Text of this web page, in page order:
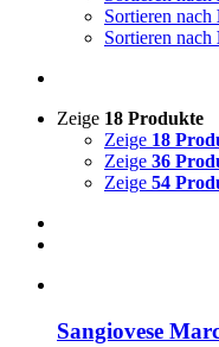
Sortieren nach
Sortieren nach
Zeige 18 Produkte
Zeige 18
Zeige 36
Zeige 54
Sangiovese